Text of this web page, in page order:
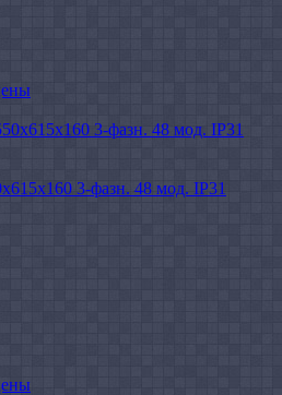
3-фазн. 48 мод. IP31